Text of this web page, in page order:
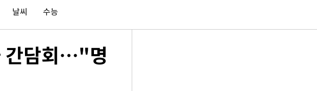
날씨 수능
간담회…"명